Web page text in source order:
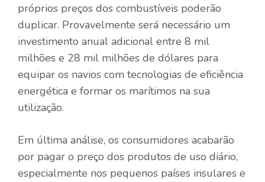
próprios preços dos combustíveis poderão
duplicar. Provavelmente será necessário um
investimento anual adicional entre 8 mil
milhões e 28 mil milhões de dólares para
equipar os navios com tecnologias de eficiência
energética e formar os marítimos na sua
utilização.
Em última análise, os consumidores acabarão
por pagar o preço dos produtos de uso diário,
especialmente nos pequenos países insulares e